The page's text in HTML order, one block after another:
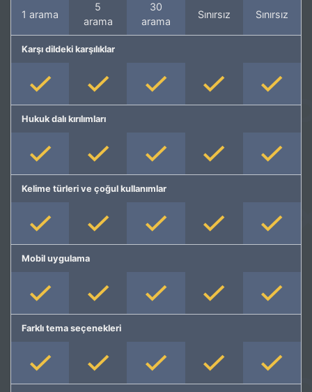
1 arama
5
arama
30
arama
Sınırsız Sınırsız
Karşı dildeki karşılıklar
Hukuk dalı kırılımları
Kelime türleri ve çoğul kullanımlar
Mobil uygulama
Farklı tema seçenekleri